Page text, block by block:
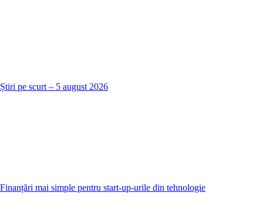
Știri pe scurt – 5 august 2026
Finanțări mai simple pentru start-up-urile din tehnologie